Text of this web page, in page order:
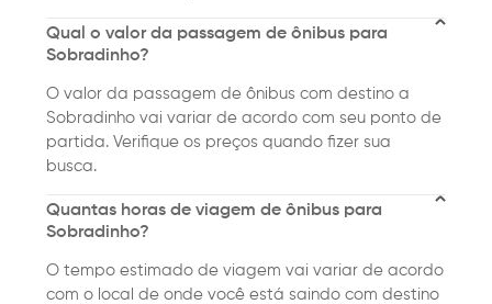
Qual o valor da passagem de ônibus para
Sobradinho?
O valor da passagem de ônibus com destino a
Sobradinho vai variar de acordo com seu ponto de
partida. Verifique os preços quando fizer sua
busca.
Quantas horas de viagem de ônibus para
Sobradinho?
O tempo estimado de viagem vai variar de acordo
com o local de onde você está saindo com destino